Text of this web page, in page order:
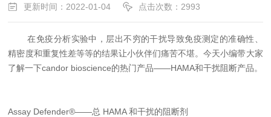
更新时间：2022-01-04 点击次数：2993
在免疫分析实验中，层出不穷的干扰导致免疫测定的准确性、
精密度和重复性差等等的结果让小伙伴们痛苦不堪。今天小编带大家
了解一下candor bioscience的热门产品——HAMA和干扰阻断产品。
Assay Defender®——总 HAMA和干扰的阻断剂